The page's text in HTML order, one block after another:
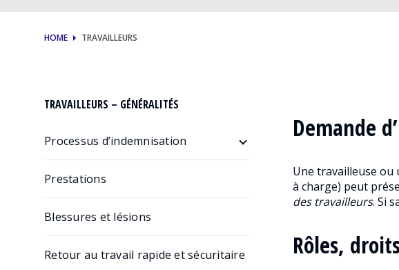
HOME TRAVAILLEURS
TRAVAILLEURS – GÉNÉRALITÉS
Processus d’indemnisation
Demande d’indemnisation pour perte
Firefighter Cancer Presumption
Feuillet T5007 – Imprimé fiscalPublished
Prestations
Blessures et lésions
Retour au travail rapide et sécuritaire
Demande
Une travailleuse ou
à charge) peut
des travailleurs. Si
Rôles,